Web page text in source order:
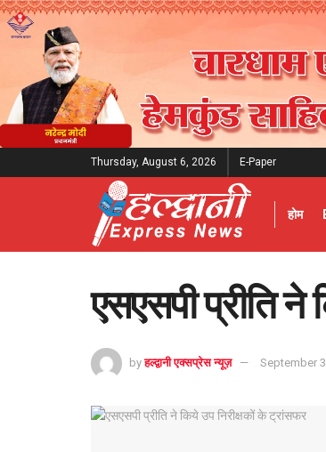
Thursday, August 6, 2026 E-Paper
होम
एसएसपी प्रीति ने
by हल्द्वानी एक्सप्रेस न्यूज़ September